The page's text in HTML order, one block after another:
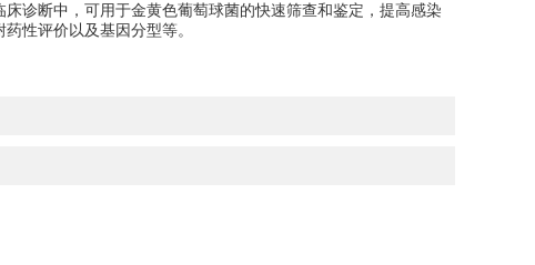
断中，可用于金黄色葡萄球菌的快速筛查和鉴定，提高感染
性评价以及基因分型等。